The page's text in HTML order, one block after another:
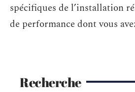
spécifiques de l’installation
de performance dont vous
Recherche